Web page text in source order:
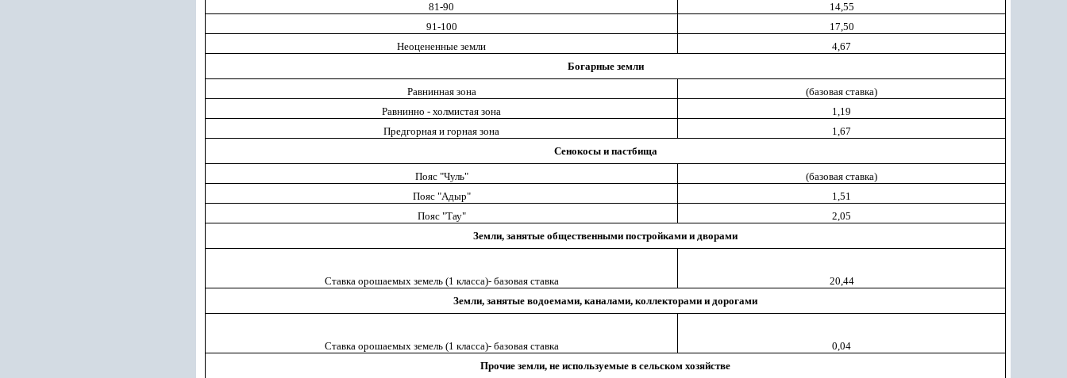
81-90
14,55
91-100
17,50
Неоцененные земли
4,67
Богарные земли
Равнинная зона
(базовая ставка)
Равнинно - холмистая зона
1,19
Предгорная и горная зона
1,67
Сенокосы и пастбища
Пояс "Чуль"
(базовая ставка)
Пояс "Адыр"
1,51
Пояс "Тау"
2,05
Земли, занятые общественными постройками и дворами
Ставка орошаемых земель (1 класса)- базовая ставка
20,44
Земли, занятые водоемами, каналами, коллекторами и дорогами
Ставка орошаемых земель (1 класса)- базовая ставка
0,04
Прочие земли, не используемые в сельском хозяйстве